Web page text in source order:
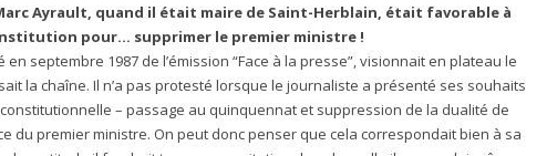
Ayrault, quand il était maire de Saint-Herblain, était favorable à
pour… supprimer le premier ministre !
en septembre 1987 de l’émission “Face à la presse”, visionnait en plateau le
la chaîne. Il n’a pas protesté lorsque le journaliste a présenté ses souhaits
– passage au quinquennat et suppression de la dualité de
du premier ministre. On peut donc penser que cela correspondait bien à sa